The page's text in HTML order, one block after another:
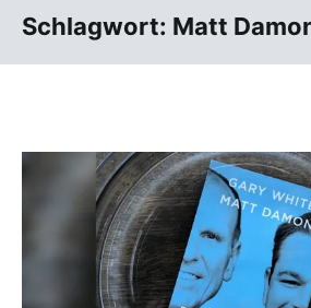
Schlagwort: Matt